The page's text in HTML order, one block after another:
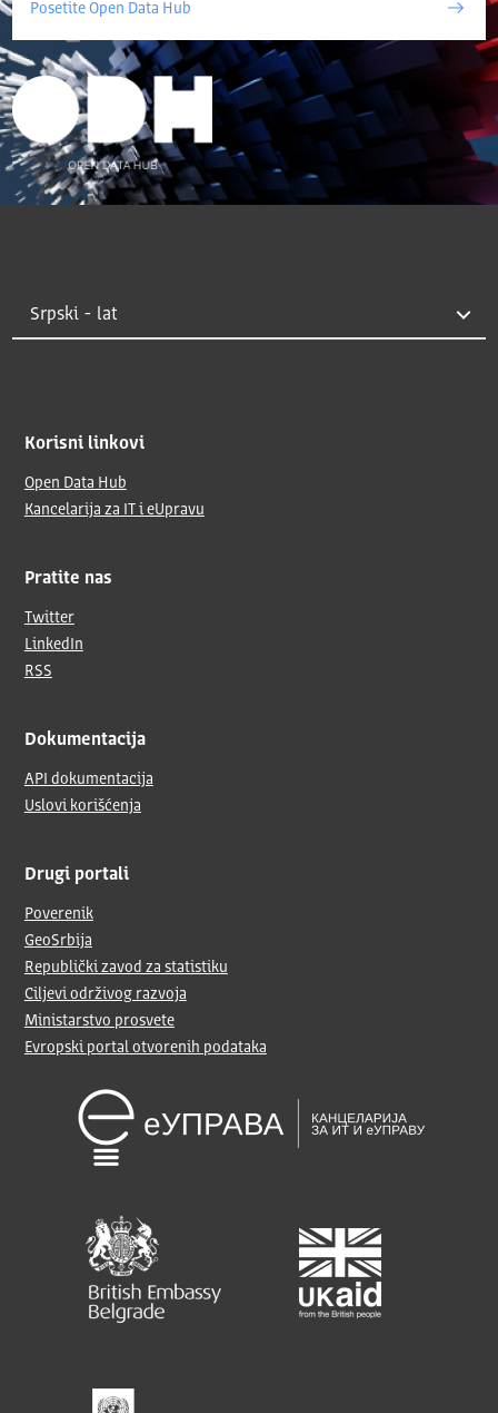
Posetite Open Data Hub
Korisni linkovi
Open Data Hub
Kancelarija za IT i eUpravu
Pratite nas
Twitter
LinkedIn
RSS
Dokumentacija
API dokumentacija
Uslovi korišćenja
Drugi portali
Poverenik
GeoSrbija
Republički zavod za statistiku
Ciljevi održivog razvoja
Ministarstvo prosvete
Evropski portal otvorenih podataka